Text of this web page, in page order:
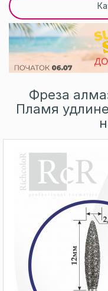
Фреза
Пламя